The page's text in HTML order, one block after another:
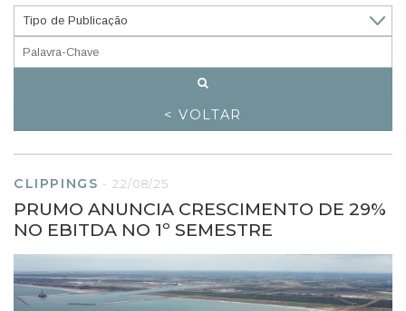
< VOLTAR
CLIPPINGS - 22/08/25
PRUMO ANUNCIA CRESCIMENTO DE 29%
NO EBITDA NO 1º SEMESTRE